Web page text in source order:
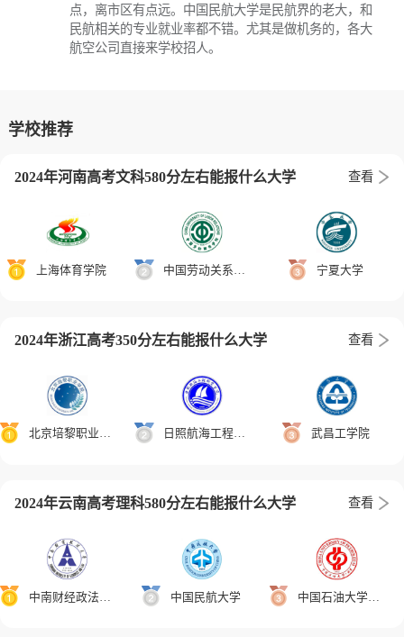
点，离市区有点远。中国民航大学是民航界的老大，和
民航相关的专业就业率都不错。尤其是做机务的，各大
航空公司直接来学校招人。
学校推荐
2024年河南高考文科580分左右能报什么大学 查看
上海体育学院 中国劳动关系学院 宁夏大学
2024年浙江高考350分左右能报什么大学 查看
北京培黎职业学院 日照航海工程职业学院 武昌工学院
2024年云南高考理科580分左右能报什么大学 查看
中南财经政法大学 中国民航大学 中国石油大学（北京）